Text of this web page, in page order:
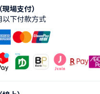
場支付）
下付款方式